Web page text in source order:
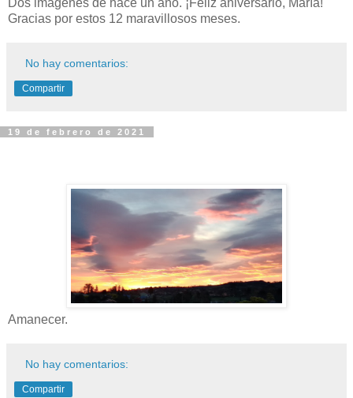
Dos imágenes de hace un año. ¡Feliz aniversario, María!
Gracias por estos 12 maravillosos meses.
No hay comentarios:
Compartir
19 de febrero de 2021
Amanecer.
No hay comentarios:
Compartir